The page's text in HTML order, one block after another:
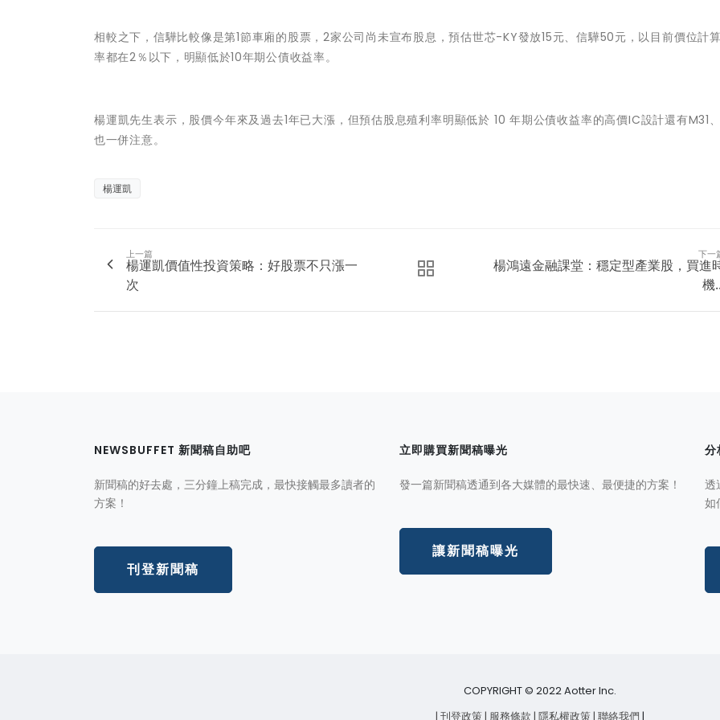
相較之下，信驊比較像是第1節車廂的股票，2家公司尚未宣布股息，預估世芯-KY發放15元、信驊50元，以目前價位計
率都在2％以下，明顯低於10年期公債收益率。
楊運凱先生表示， 股價今年來及過去1年已大漲，但預估股息殖利率明顯低於 10 年期公債收益率的高價IC設計還有M31
也一併注意。
楊運凱
上一篇
楊運凱價值性投資策略：好股票不只漲一
次
下一
楊鴻遠金融課堂：穩定型產業股，買進
機
NEWSBUFFET 新聞稿自助吧
新聞稿的好去處，三分鐘上稿完成，最快接觸最多讀者的
方案！
刊登新聞稿
立即購買新聞稿曝光
發一篇新聞稿透通到各大媒體的最快速、最便捷的方案！
讓新聞稿曝光
分
透
如
COPYRIGHT © 2022 Aotter Inc.
| 刊登政策 | 服務條款 | 隱私權政策 | 聯絡我們 |